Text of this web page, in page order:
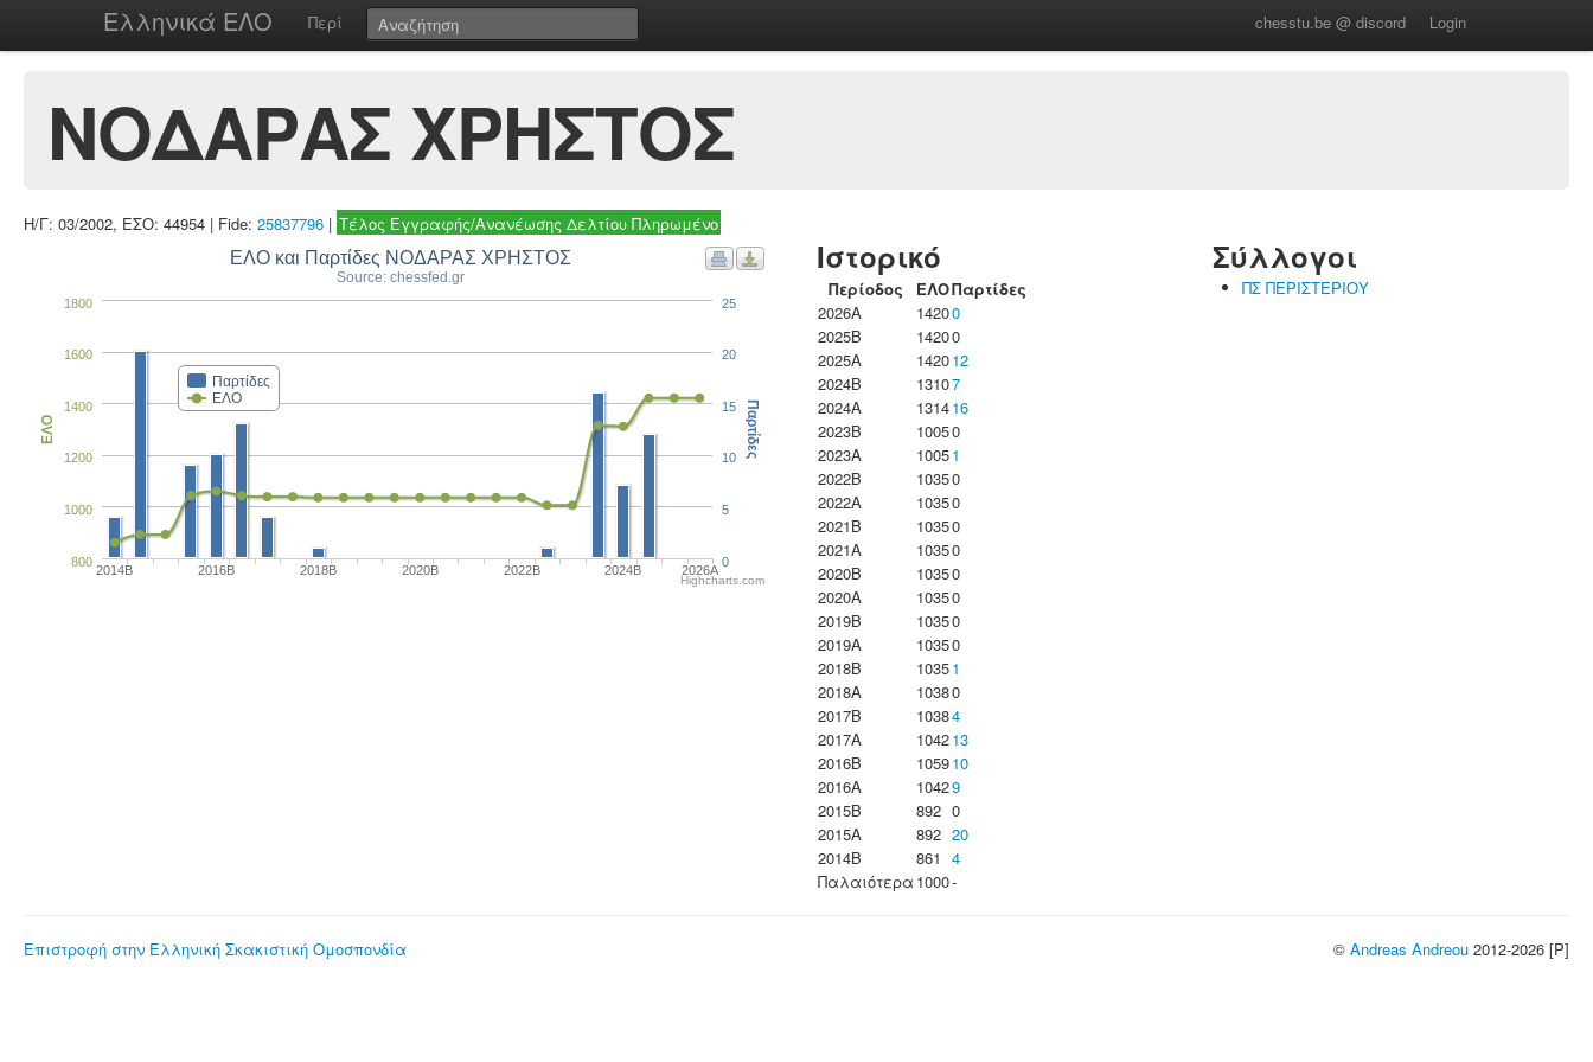
Ελληνικά ΕΛΟ Περί chesstu.be @ discord Login
ΝΟΔΑΡΑΣ ΧΡΗΣΤΟΣ
Η/Γ: 03/2002, ΕΣΟ: 44954 | Fide: 25837796 | Τέλος Εγγραφής/Ανανέωσης Δελτίου Πληρωμένο
ΕΛΟ και Παρτίδες ΝΟΔΑΡΑΣ ΧΡΗΣΤΟΣ
Source: chessfed.gr
Παρτίδες
ΕΛΟ
2014B 2016B 2018B 2020B 2022B 2024B 2026A
800
1000
1200
1400
1600
1800
ΕΛΟ
0
5
10
15
20
25
Παρτίδες
Highcharts.com
Ιστορικό
Περίοδος ΕΛΟΠαρτίδες
2026A
14200
2025B
14200
2025A
142012
2024B
13107
2024A
131416
2023B
10050
2023Α
10051
2022B
10350
2022A
10350
2021B
10350
2021A
10350
2020B
10350
2020A
10350
2019B
10350
2019A
10350
2018B
10351
2018A
10380
2017B
10384
2017A
104213
2016B
105910
2016A
10429
2015B
892 0
2015A
892 20
2014B
861 4
Παλαιότερα 1000-
Σύλλογοι
ΠΣ ΠΕΡΙΣΤΕΡΙΟΥ
Επιστροφή στην Ελληνική Σκακιστική Ομοσπονδία © Andreas Andreou 2012-2026 [P]